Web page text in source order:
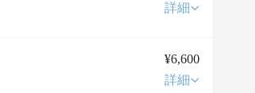
詳細
¥6,600
詳細